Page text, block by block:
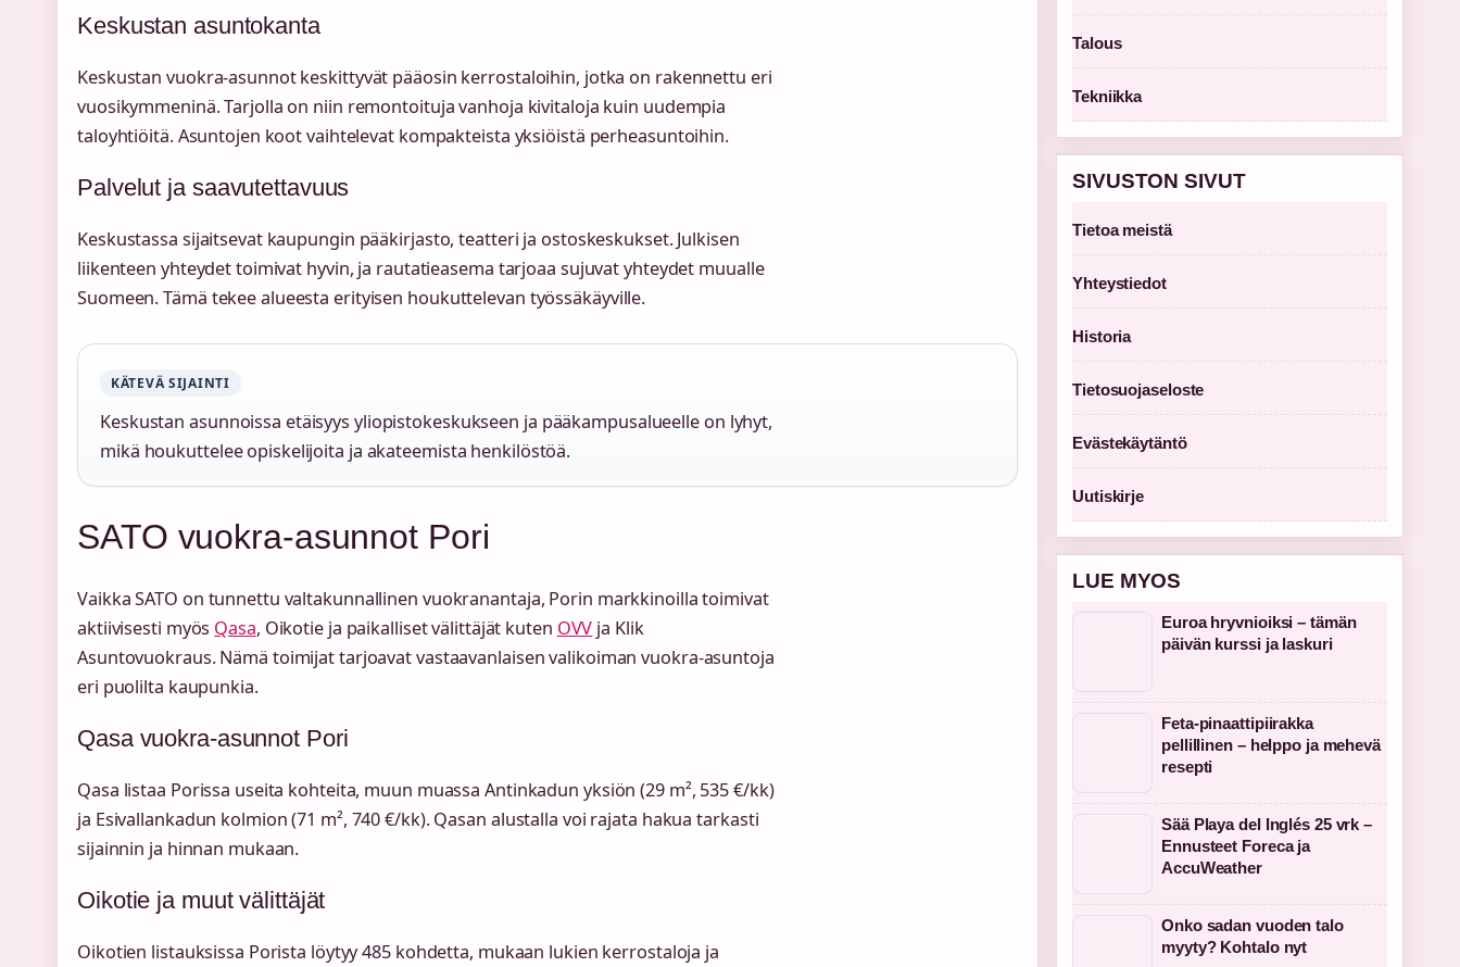
Keskustan asuntokanta
Keskustan vuokra-asunnot keskittyvät pääosin kerrostaloihin, jotka on rakennettu eri
vuosikymmeninä. Tarjolla on niin remontoituja vanhoja kivitaloja kuin uudempia
taloyhtiöitä. Asuntojen koot vaihtelevat kompakteista yksiöistä perheasuntoihin.
Palvelut ja saavutettavuus
Keskustassa sijaitsevat kaupungin pääkirjasto, teatteri ja ostoskeskukset. Julkisen
liikenteen yhteydet toimivat hyvin, ja rautatieasema tarjoaa sujuvat yhteydet muualle
Suomeen. Tämä tekee alueesta erityisen houkuttelevan työssäkäyville.
KÄTEVÄ SIJAINTI
Keskustan asunnoissa etäisyys yliopistokeskukseen ja pääkampusalueelle on lyhyt,
mikä houkuttelee opiskelijoita ja akateemista henkilöstöä.
SATO vuokra-asunnot Pori
Vaikka SATO on tunnettu valtakunnallinen vuokranantaja, Porin markkinoilla toimivat
aktiivisesti myös Qasa, Oikotie ja paikalliset välittäjät kuten OVV ja Klik
Asuntovuokraus. Nämä toimijat tarjoavat vastaavanlaisen valikoiman vuokra-asuntoja
eri puolilta kaupunkia.
Qasa vuokra-asunnot Pori
Qasa listaa Porissa useita kohteita, muun muassa Antinkadun yksiön (29 m², 535 €/kk)
ja Esivallankadun kolmion (71 m², 740 €/kk). Qasan alustalla voi rajata hakua tarkasti
sijainnin ja hinnan mukaan.
Oikotie ja muut välittäjät
Oikotien listauksissa Porista löytyy 485 kohdetta, mukaan lukien kerrostaloja ja
Talous
Tekniikka
SIVUSTON SIVUT
Tietoa meistä
Yhteystiedot
Historia
Tietosuojaseloste
Evästekäytäntö
Uutiskirje
LUE MYOS
Euroa hryvnioiksi – tämän
päivän kurssi ja laskuri
Feta-pinaattipiirakka
pellillinen – helppo ja mehevä
resepti
Sää Playa del Inglés 25 vrk –
Ennusteet Foreca ja
AccuWeather
Onko sadan vuoden talo
myyty? Kohtalo nyt